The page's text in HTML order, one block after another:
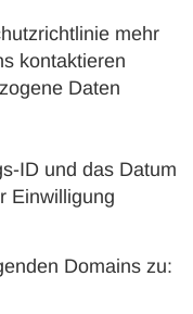
mehr
kontaktieren
Daten
ID und das Datum
Einwilligung
Domains zu: